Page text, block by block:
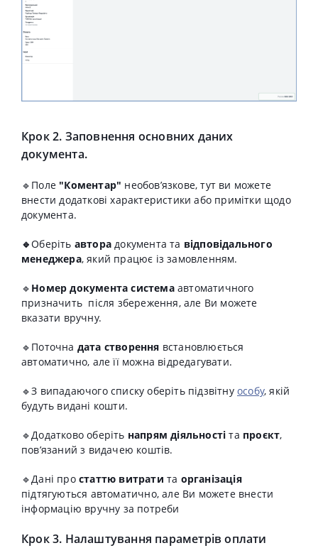
Крок 2. Заповнення основних даних
документа.
🔹Поле "Коментар" необов’язкове, тут ви можете
внести додаткові характеристики або примітки щодо
документа.
🔹Оберіть автора документа та відповідального
менеджера, який працює із замовленням.
🔹 Номер документа система автоматичного
призначить після збереження, але Ви можете
вказати вручну.
🔹Поточна дата створення встановлюється
автоматично, але її можна відредагувати.
🔹З випадаючого списку оберіть підзвітнуособу, якій
будуть видані кошти.
🔹Додатково оберіть напрям діяльності та проєкт,
пов’язаний з видачею коштів.
🔹Дані простаттю витратита організація
підтягуються автоматично, але Ви можете внести
інформацію вручну за потреби
Крок 3. Налаштування параметрів оплати